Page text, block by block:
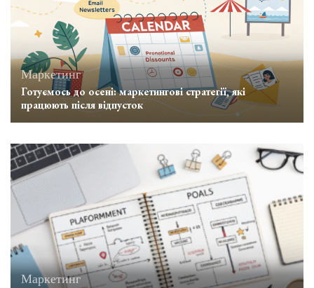
Маркетинг
Готуємось до осені: маркетингові стратегії, які
працюють після відпусток
Маркетинг